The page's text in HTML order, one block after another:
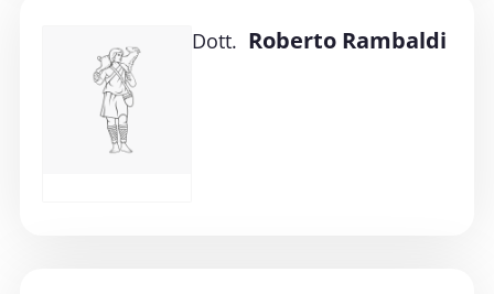
Dott. Roberto Rambaldi